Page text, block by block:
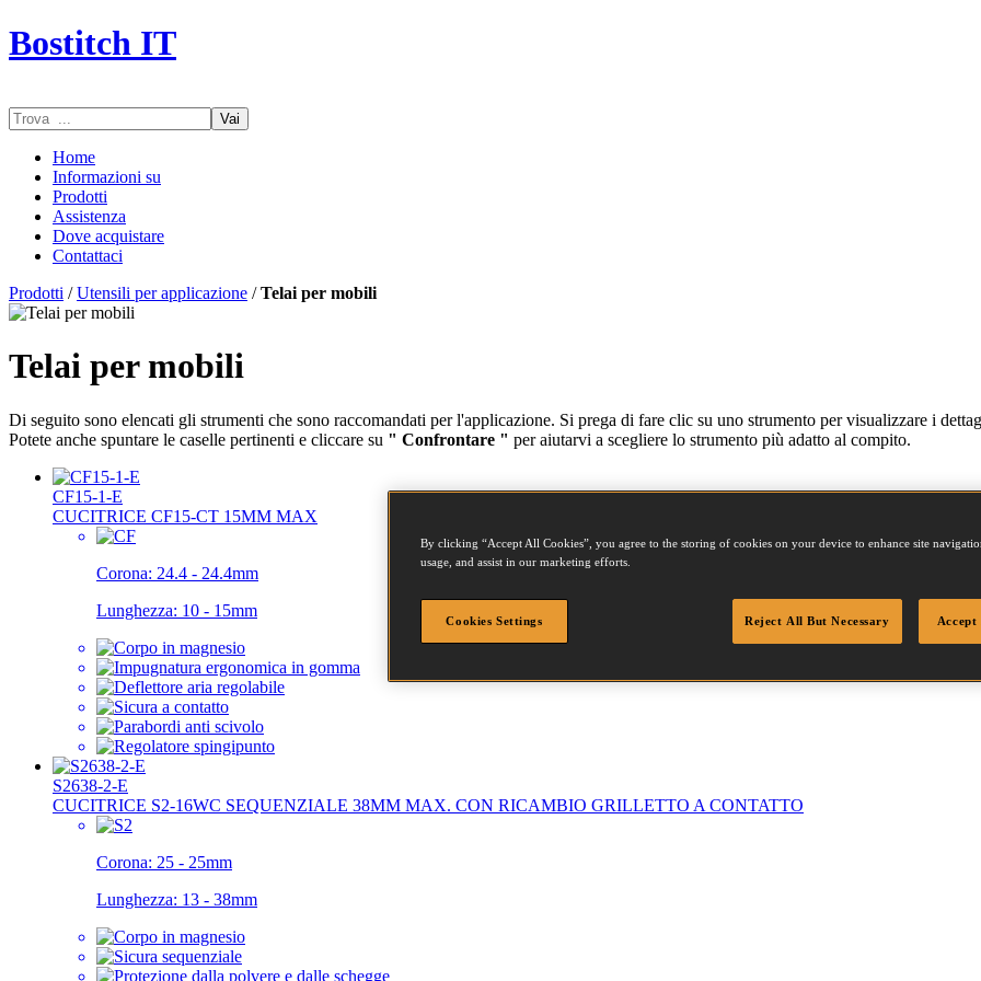
Bostitch IT
Vai
Home
Informazioni su
Prodotti
Assistenza
Dove acquistare
Contattaci
Prodotti /Utensili per applicazione /Telai per mobili
Telai per mobili
Di seguito sono elencati gli strumenti che sono raccomandati per l'applicazione. Si prega di fare clic su uno strumento per visualizzare i
Potete anche spuntare le caselle pertinenti e cliccare su " Confrontare " per aiutarvi a scegliere lo strumento più adatto al compito.
CF15-1-E
CUCITRICE CF15-CT 15MM MAX
Corona: 24.4 - 24.4mm
Lunghezza: 10 - 15mm
S2638-2-E
CUCITRICE S2-16WC SEQUENZIALE 38MM MAX. CON RICAMBIO GRILLETTO A CONTATTO
Corona: 25 - 25mm
Lunghezza: 13 - 38mm
By clicking “Accept All Cookies”, you agree to the storing of cookies on your device to enhance site
usage, and assist in our marketing efforts.
Cookies Settings Reject All But Necessary Accept